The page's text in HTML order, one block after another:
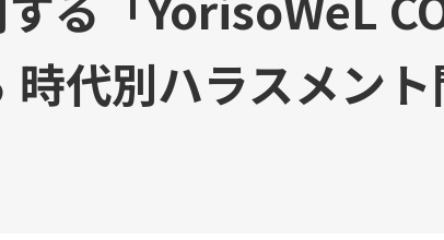
時代別ハラスメン